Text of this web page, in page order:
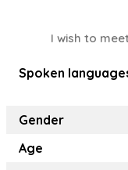
I wish to
Spoken
Gender
Age